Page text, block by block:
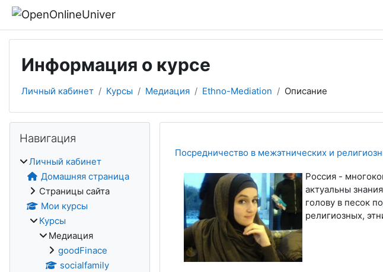
Перейти к основному содержанию
Информация о курсе
Личный кабинет Курсы Медиация Ethno-Mediation Описание
Посредничество в межэтнических и
Россия -
актуальны
голову в песок
религиозных,
Блоки
Навигация
Личный кабинет
Домашняя страница
Страницы сайта
Мои курсы
Курсы
Медиация
goodFinace
socialfamily